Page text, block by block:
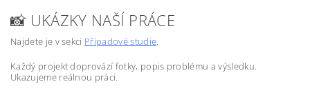
📸 UKÁZKY NAŠÍ PRÁCE
Najdete je v sekci Případové studie.
Každý projekt doprovází fotky, popis problému a výsledku.
Ukazujeme reálnou práci.